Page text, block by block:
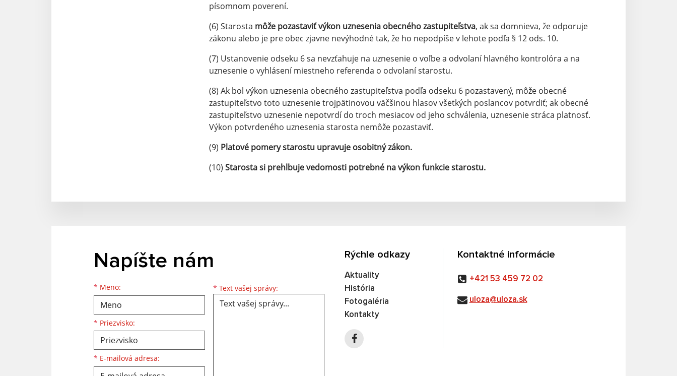
písomnom poverení.
(6) Starosta môže pozastaviť výkon uznesenia obecného zastupiteľstva, ak sa domnieva, že odporuje
zákonu alebo je pre obec zjavne nevýhodné tak, že ho nepodpíše v lehote podľa § 12 ods. 10.
(7) Ustanovenie odseku 6 sa nevzťahuje na uznesenie o voľbe a odvolaní hlavného kontrolóra a na
uznesenie o vyhlásení miestneho referenda o odvolaní starostu.
(8) Ak bol výkon uznesenia obecného zastupiteľstva podľa odseku 6 pozastavený, môže obecné
zastupiteľstvo toto uznesenie trojpätinovou väčšinou hlasov všetkých poslancov potvrdiť; ak obecné
zastupiteľstvo uznesenie nepotvrdí do troch mesiacov od jeho schválenia, uznesenie stráca platnosť.
Výkon potvrdeného uznesenia starosta nemôže pozastaviť.
(9) Platové pomery starostu upravuje osobitný zákon.
(10) Starosta si prehlbuje vedomosti potrebné na výkon funkcie starostu.
Napíšte nám
* Meno:
Meno
* Priezvisko:
Priezvisko
* E-mailová adresa:
E-mailová adresa * Text vašej správy: Text vašej správy...
Rýchle odkazy
Aktuality
História
Fotogaléria
Kontakty
Kontaktné informácie
+421 53 459 72 02
uloza@uloza.sk